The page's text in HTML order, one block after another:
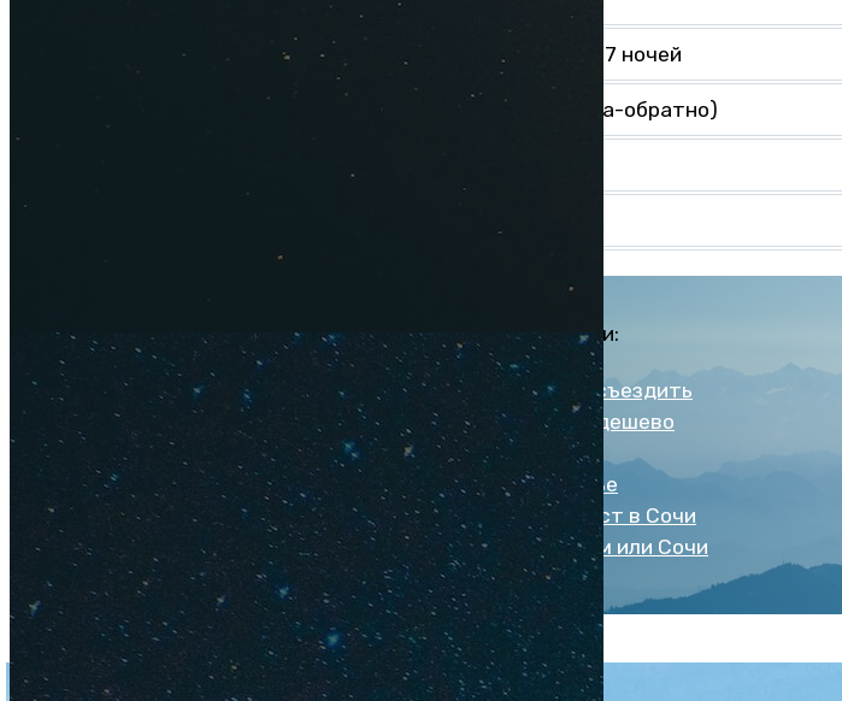
Туры в Сочи на двоих на 7 ночей
Авиабилеты в Сочи (туда-обратно)
Интересное про Сочи:
Сколько стоит съездить
Как отдохнуть дешево
Лучшие пляжи
Недорогое жилье
20 классных мест в Сочи
Где лучше: Крым или Сочи